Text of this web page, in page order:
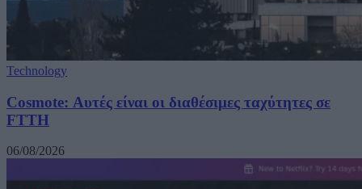
Technology
Cosmote: Αυτές είναι οι διαθέσιμες ταχύτητες σε
FTTH
06/08/2026